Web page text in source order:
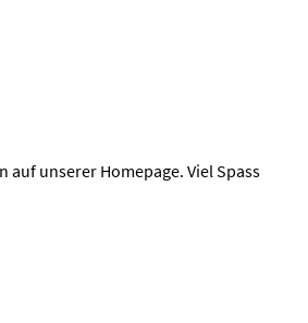
auf unserer Homepage. Viel Spass